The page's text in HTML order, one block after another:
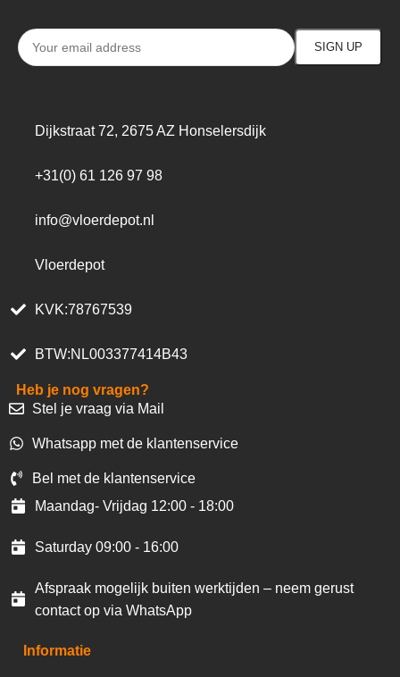
Dijkstraat 72, 2675 AZ Honselersdijk
+31(0) 61 126 97 98
info@vloerdepot.nl
Vloerdepot
KVK:78767539
BTW:NL003377414B43
Heb je nog vragen?
Stel je vraag via Mail
Whatsapp met de klantenservice
Bel met de klantenservice
Maandag- Vrijdag 12:00 - 18:00
Saturday 09:00 - 16:00
Afspraak mogelijk buiten werktijden – neem gerust
contact op via WhatsApp
Informatie